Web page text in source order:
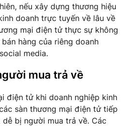
nếu xây dựng thương hiệu
doanh trực tuyến về lâu về
mại điện tử thực sự không
hàng của riêng doanh
media.
mua trả về
điện tử khi doanh nghiệp kinh
sàn thương mại điện tử tiếp
bị người mua trả về. Các